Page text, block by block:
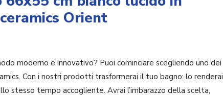
Orient
moderno e innovativo? Puoi cominciare scegliendo uno dei
Con i nostri prodotti trasformerai il tuo bagno: lo renderai
stesso tempo accogliente. Avrai l’imbarazzo della scelta,